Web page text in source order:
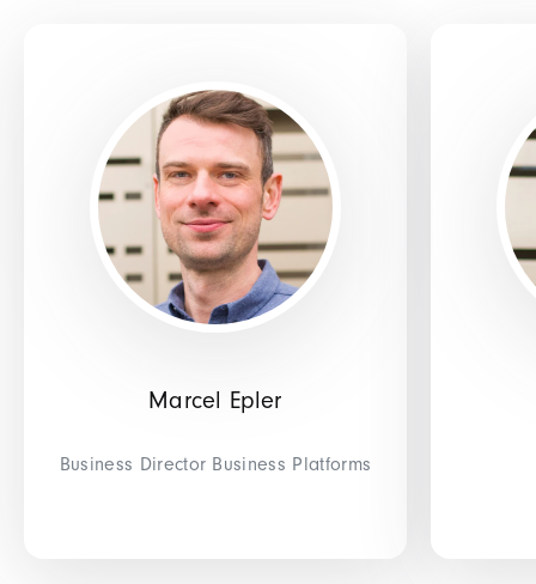
Marcel Epler
Business Director Business Platforms